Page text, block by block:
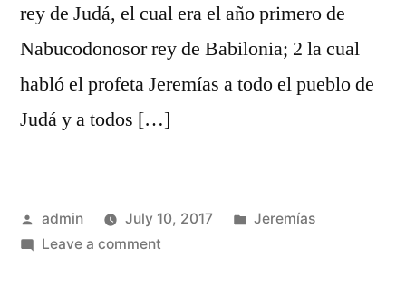
rey de Judá, el cual era el año primero de
Nabucodonosor rey de Babilonia; 2 la cual
habló el profeta Jeremías a todo el pueblo de
Judá y a todos […]
Posted
by
admin July 10, 2017
Posted
Jeremías
Leave a commenton